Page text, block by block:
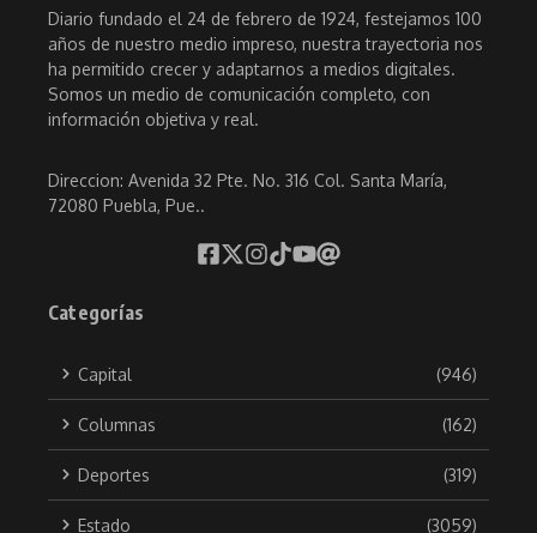
Diario fundado el 24 de febrero de 1924, festejamos 100
años de nuestro medio impreso, nuestra trayectoria nos
ha permitido crecer y adaptarnos a medios digitales.
Somos un medio de comunicación completo, con
información objetiva y real.
Direccion: Avenida 32 Pte. No. 316 Col. Santa María,
72080 Puebla, Pue..
Categorías
Capital (946)
Columnas (162)
Deportes (319)
Estado (3059)